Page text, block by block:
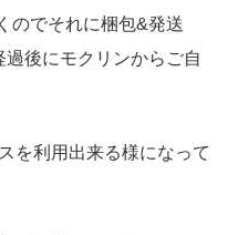
のでそれに梱包&発送
後にモクリンからご自
を利用出来る様になって